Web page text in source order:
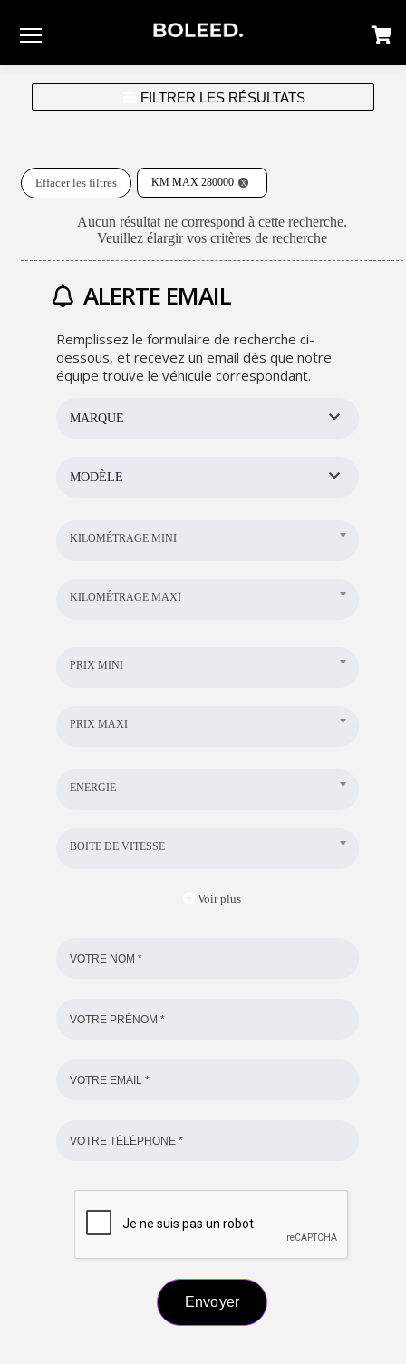
FILTRER LES RÉSULTATS
KM MAX 280000
Effacer les filtres
Aucun résultat ne correspond à cette recherche.
Veuillez élargir vos critères de recherche
ALERTE EMAIL
Remplissez le formulaire de recherche ci-
dessous, et recevez un email dès que notre
équipe trouve le véhicule correspondant.
MARQUE
MODÈLE
KILOMÉTRAGE MINI
KILOMÉTRAGE MAXI
PRIX MINI
PRIX MAXI
ENERGIE
BOITE DE VITESSE
Voir plus